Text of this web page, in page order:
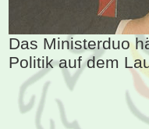
Das Ministerduo
Politik auf dem